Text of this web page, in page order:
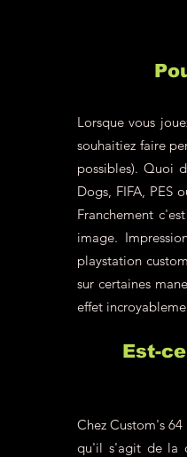
Lorsque vous
souhaitiez faire
possibles). Quoi
Dogs, FIFA, PES
Franchement
image.
playstation
sur certaines
effet
Est-
Chez Custom's
qu'il s'agit de la